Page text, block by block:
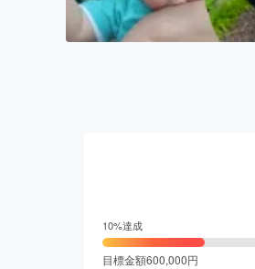
10%達成
目標金額600,000円